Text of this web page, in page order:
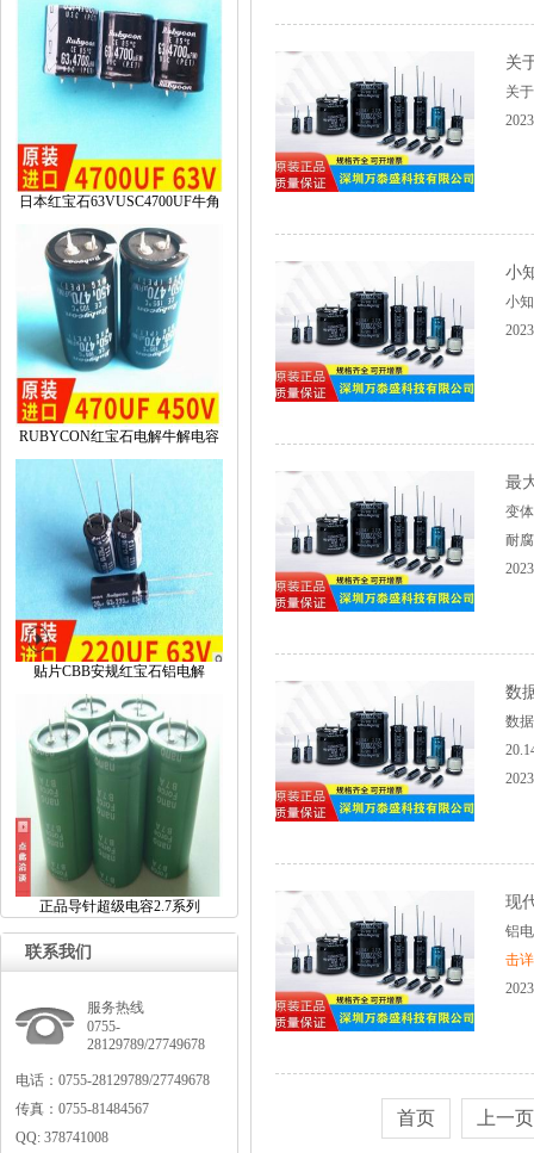
日本红宝石63VUSC4700UF牛角
RUBYCON红宝石电解牛解电容
贴片CBB安规红宝石铝电解
正品导针超级电容2.7系列
联系我们
服务热线
0755-
28129789/27749678
电话：0755-28129789/27749678
传真：0755-81484567
QQ:378741008
关
关
小
小
最
变
耐
数
数
现
铝
击
首页 上一页